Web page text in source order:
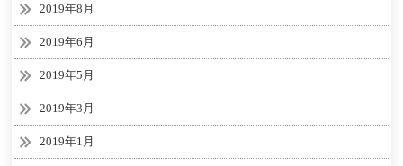
2019年8月
2019年6月
2019年5月
2019年3月
2019年1月